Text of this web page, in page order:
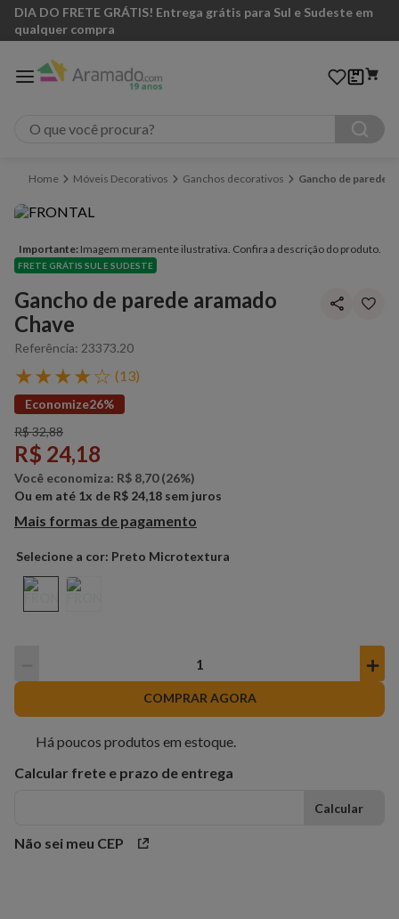
DIA DO FRETE GRÁTIS! Entrega grátis para Sul e Sudeste em
qualquer compra
O que você procura?
Móveis Decorativos Ganchos decorativos Gancho de parede
Importante:Imagem meramente ilustrativa. Confira a descrição do produto.
FRETE GRÁTIS SUL E SUDESTE
Gancho de parede aramado
Chave
Referência: 23373.20
★★★★☆ (13)
Economize26%
R$32,88
R$ 24,18
Você economiza: R$ 8,70(26%)
Ou em até 1x de R$ 24,18 sem juros
Mais formas de pagamento
Preto Microtextura
＋
COMPRAR AGORA
Há poucos produtos em estoque.
Calcular frete e prazo de entrega
Não sei meu CEP